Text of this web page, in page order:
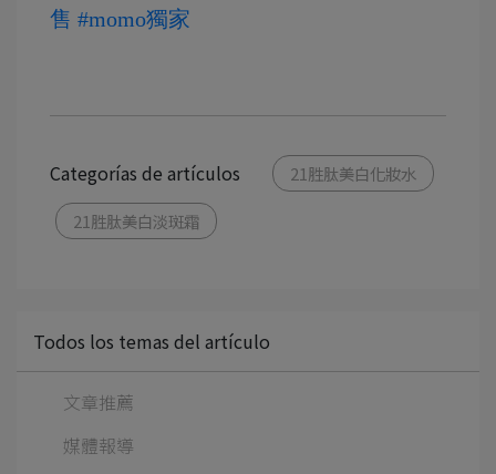
售 #momo獨家
Categorías de artículos 21胜肽美白化妝水
21胜肽美白淡斑霜
Todos los temas del artículo
文章推薦
媒體報導